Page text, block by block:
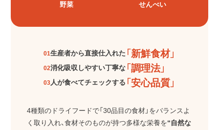
野菜 せんべい
01生産者から直接仕入れた「新鮮食材」
02消化吸収しやすい丁寧な「調理法」
03人が食べてチェックする 「安心品質」
4種類のドライフードで「30品目の食材」をバランスよ
く取り入れ、食材そのものが持つ多様な栄養を“自然な